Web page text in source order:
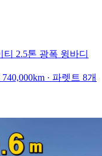
티 2.5톤 광폭 윙바디
740,000km · 파렛트 8개